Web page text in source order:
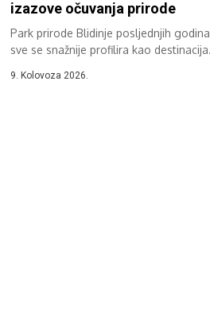
izazove očuvanja prirode
Park prirode Blidinje posljednjih godina
sve se snažnije profilira kao destinacija
9. Kolovoza 2026.